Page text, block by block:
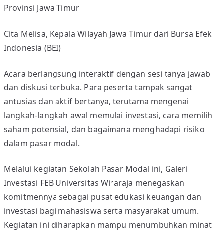
K
a
n
g
a
n
w
T
i
m
u
Provinsi Jawa Timur
Cita Melisa, Kepala Wilayah Jawa Timur dari Bursa Efek
Indonesia (BEI)
Acara berlangsung interaktif dengan sesi tanya jawab
dan diskusi terbuka. Para peserta tampak sangat
antusias dan aktif bertanya, terutama mengenai
langkah-langkah awal memulai investasi, cara memilih
saham potensial, dan bagaimana menghadapi risiko
dalam pasar modal.
Melalui kegiatan Sekolah Pasar Modal ini, Galeri
Investasi FEB Universitas Wiraraja menegaskan
komitmennya sebagai pusat edukasi keuangan dan
investasi bagi mahasiswa serta masyarakat umum.
Kegiatan ini diharapkan mampu menumbuhkan minat